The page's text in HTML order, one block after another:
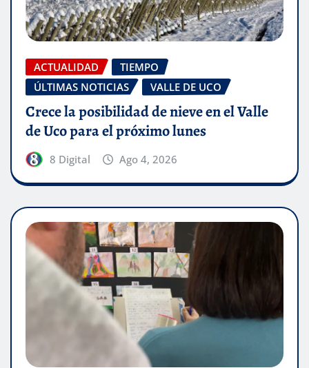
ACTUALIDAD
TIEMPO
ÚLTIMAS NOTICIAS
VALLE DE UCO
Crece la posibilidad de nieve en el Valle
de Uco para el próximo lunes
8 Digital Ago 4, 2026